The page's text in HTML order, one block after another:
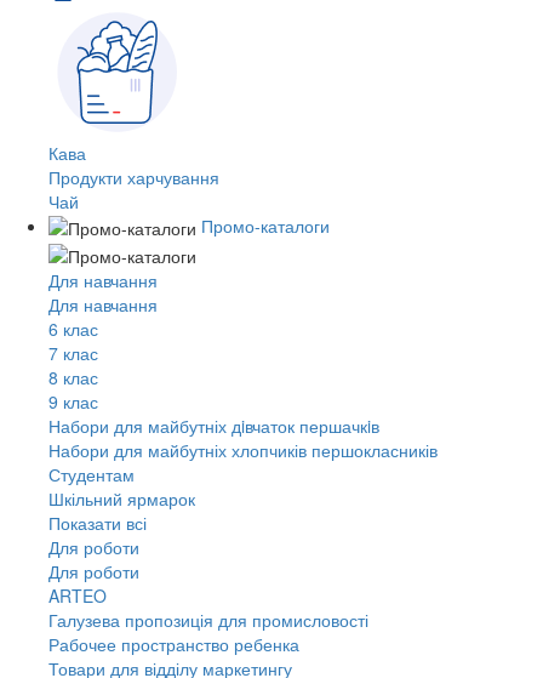
Кава
Продукти харчування
Чай
Промо-каталоги
Для навчання
Для навчання
6 клас
7 клас
8 клас
9 клас
Набори для майбутніх дiвчаток першачкiв
Набори для майбутніх хлопчиків першокласників
Студентам
Шкільний ярмарок
Показати всі
Для роботи
Для роботи
ARTEO
Галузева пропозиція для промисловості
Рабочее пространство ребенка
Товари для відділу маркетингу